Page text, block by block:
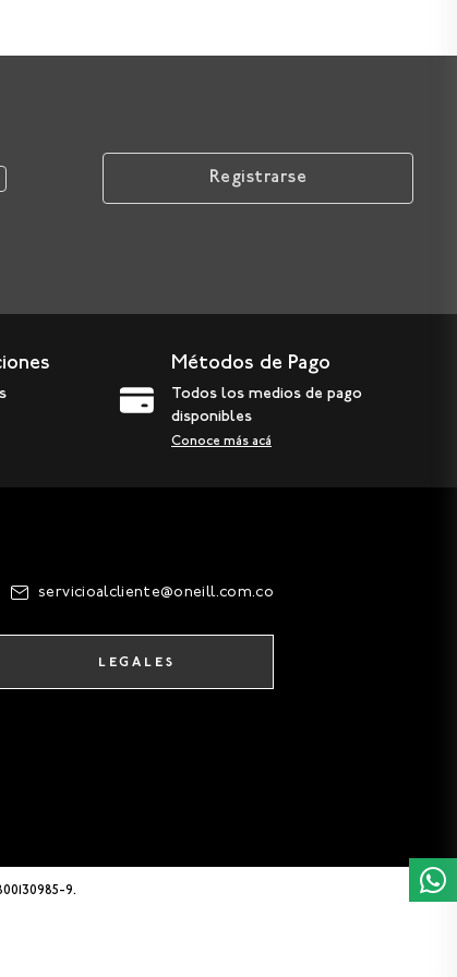
Registrarse
Métodos de Pago
Todos los medios de pago
disponibles
Conoce más acá
servicioalcliente@oneill.com.co
LEGALES
9.